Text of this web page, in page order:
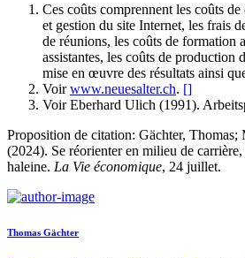
Ces coûts comprennent les coûts
et gestion du site Internet, les frais
de réunions, les coûts de formation
assistantes, les coûts de production
mise en œuvre des résultats ainsi
Voirwww.neuesalter.ch. []
Voir Eberhard Ulich (1991).
Proposition de citation: Gächter,
(2024). Se réorienter en milieu de
haleine. La Vie économique, 24 juillet.
Thomas Gächter